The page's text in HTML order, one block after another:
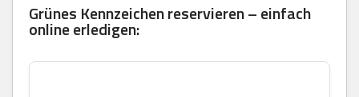
Grünes Kennzeichen reservieren – einfach
online erledigen: